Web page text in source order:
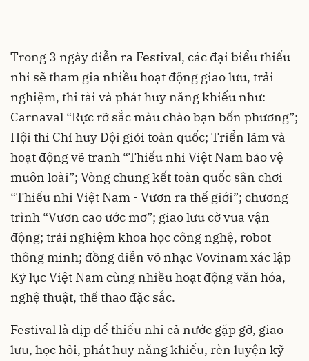
Trong 3 ngày diễn ra Festival, các đại biểu thiếu
nhi sẽ tham gia nhiều hoạt động giao lưu, trải
nghiệm, thi tài và phát huy năng khiếu như:
Carnaval “Rực rỡ sắc màu chào bạn bốn phương”;
Hội thi Chỉ huy Đội giỏi toàn quốc; Triển lãm và
hoạt động vẽ tranh “Thiếu nhi Việt Nam bảo vệ
muôn loài”; Vòng chung kết toàn quốc sân chơi
“Thiếu nhi Việt Nam - Vươn ra thế giới”; chương
trình “Vươn cao ước mơ”; giao lưu cờ vua vận
động; trải nghiệm khoa học công nghệ, robot
thông minh; đồng diễn võ nhạc Vovinam xác lập
Kỷ lục Việt Nam cùng nhiều hoạt động văn hóa,
nghệ thuật, thể thao đặc sắc.
Festival là dịp để thiếu nhi cả nước gặp gỡ, giao
lưu, học hỏi, phát huy năng khiếu, rèn luyện kỹ